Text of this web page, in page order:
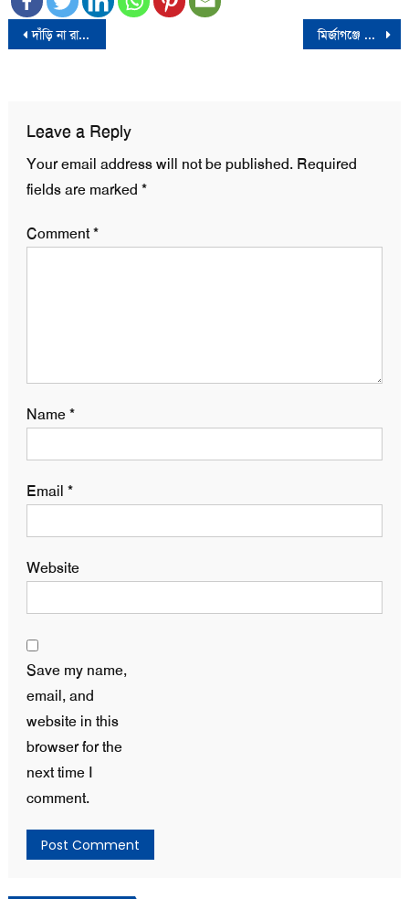
Post
দাঁড়ি না রাখায় আফগানিস্তানের ২৮০ সেনা বরখাস্ত মির্জাগঞ্জে ইউপি চেয়ারম্যান কর্মস্থলে অনুপস্থিত, জন্ম নিবন্ধনের দায়িত্বে কৃষি কর্মকর্তা
Leave a Reply
Your email address will not be published. Required
fields are marked *
Comment*
Name*
Email *
Website
Save my name,
email, and
website in this
browser for the
next time I
comment.